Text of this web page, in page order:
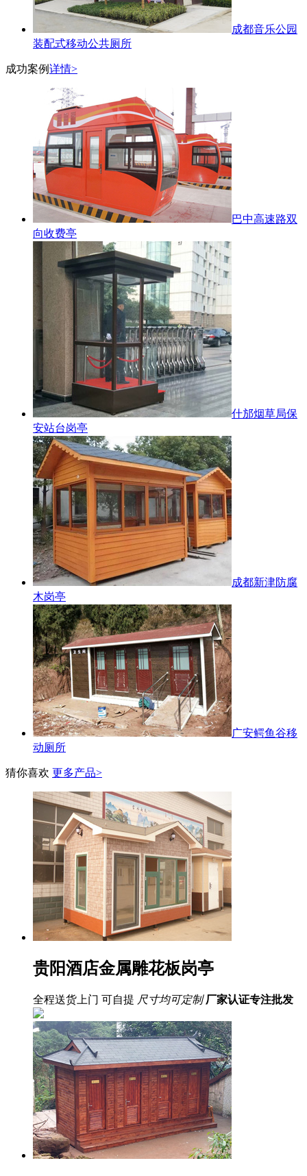
成都音乐公园
装配式移动公共厕所
成功案例详情>
巴中高速路双
向收费亭
什邡烟草局保
安站台岗亭
成都新津防腐
木岗亭
广安鳄鱼谷移
动厕所
猜你喜欢 更多产品>
贵阳酒店金属雕花板岗亭
全程送货上门 可自提 尺寸均可定制 厂家认证专注批发